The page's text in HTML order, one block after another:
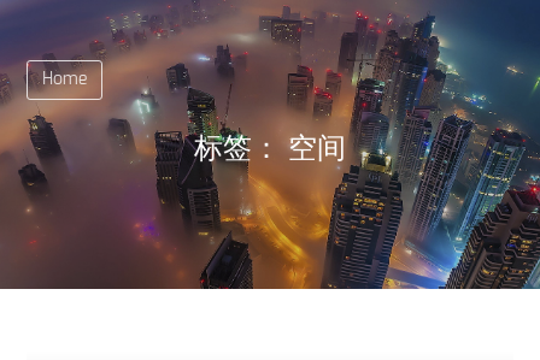
Home
标签：空间